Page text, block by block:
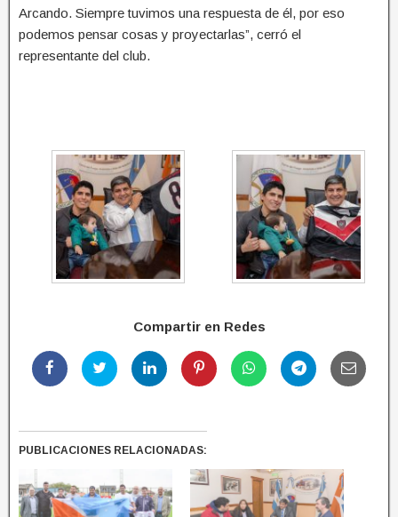
Arcando. Siempre tuvimos una respuesta de él, por eso
podemos pensar cosas y proyectarlas”, cerró el
representante del club.
Compartir en Redes
PUBLICACIONES RELACIONADAS: